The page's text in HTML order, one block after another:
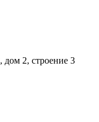
дом 2, строение 3